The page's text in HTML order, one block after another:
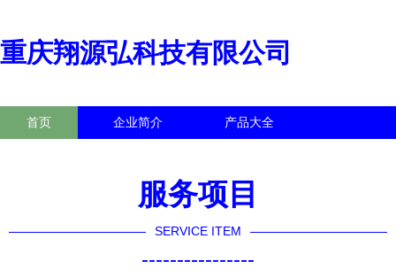
重庆翔源弘科技有限公司
首页 企业简介 产品大全
服务项目
SERVICE ITEM
----------------